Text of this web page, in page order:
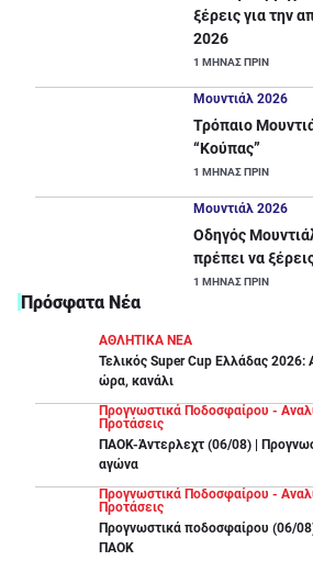
ξέρεις για την
2026
1 ΜΗΝΑΣ ΠΡΙΝ
Μουντιάλ 2026
Τρόπαιο
“Κούπας”
1 ΜΗΝΑΣ ΠΡΙΝ
Μουντιάλ 2026
Οδηγός
πρέπει να
1 ΜΗΝΑΣ ΠΡΙΝ
Πρόσφατα Νέα
ΑΘΛΗΤΙΚΑ ΝΕΑ
Τελικός Super Cup Ελλάδας
ώρα, κανάλι
Προγνωστικά Ποδοσφαίρου -
Προτάσεις
ΠΑΟΚ-Άντερλεχτ (06/08) |
αγώνα
Προγνωστικά Ποδοσφαίρου -
Προτάσεις
Προγνωστικά ποδοσφαίρου (06/
ΠΑΟΚ